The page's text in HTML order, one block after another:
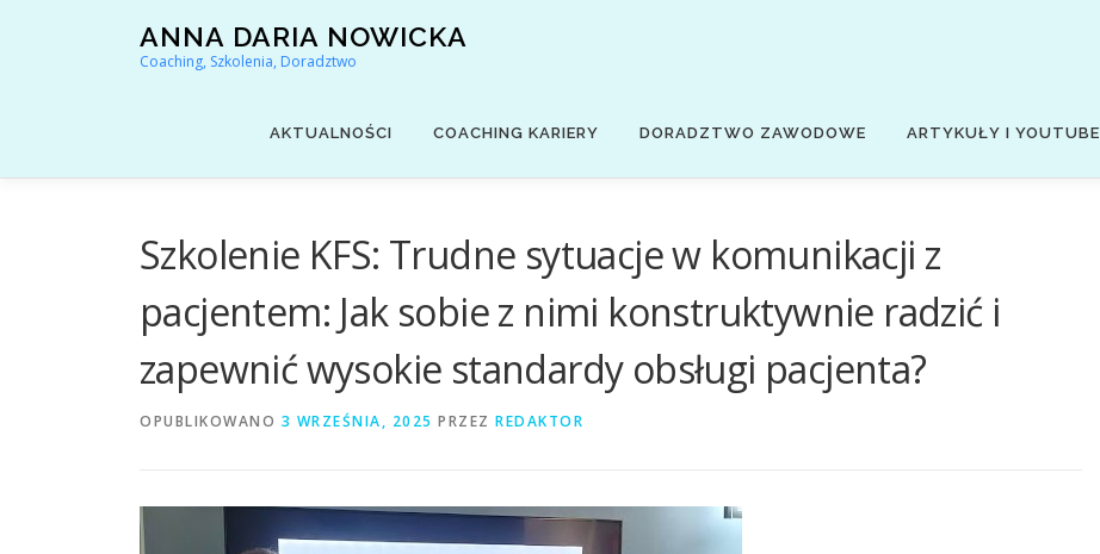
ANNA DARIA NOWICKA
Coaching, Szkolenia, Doradztwo
AKTUALNOŚCI COACHING KARIERY DORADZTWO ZAWODOWE ARTYKUŁY I YOUTUBE
Szkolenie KFS: Trudne sytuacje w komunikacji z
pacjentem: Jak sobie z nimi konstruktywnie radzić i
zapewnić wysokie standardy obsługi pacjenta?
OPUBLIKOWANO 3 WRZEŚNIA, 2025 PRZEZ REDAKTOR